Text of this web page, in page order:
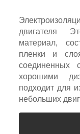
двигателя
материал,
пленки и
соединенных
хорошими
подходит для
небольших